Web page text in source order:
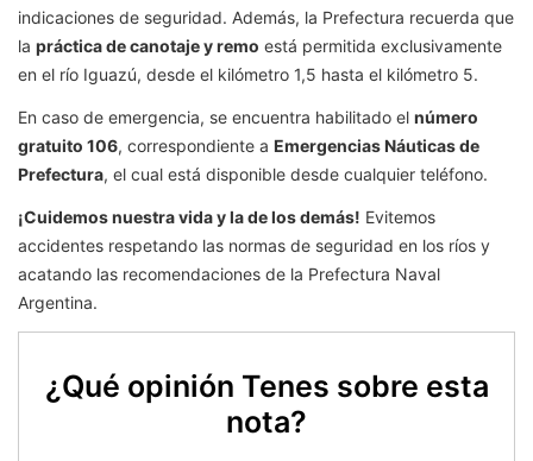
indicaciones de seguridad. Además, la Prefectura recuerda que
la práctica de canotaje y remo está permitida exclusivamente
en el río Iguazú, desde el kilómetro 1,5 hasta el kilómetro 5.
En caso de emergencia, se encuentra habilitado el número
gratuito 106, correspondiente a Emergencias Náuticas de
Prefectura, el cual está disponible desde cualquier teléfono.
¡Cuidemos nuestra vida y la de los demás! Evitemos
accidentes respetando las normas de seguridad en los ríos y
acatando las recomendaciones de la Prefectura Naval
Argentina.
¿Qué opinión Tenes sobre esta
nota?